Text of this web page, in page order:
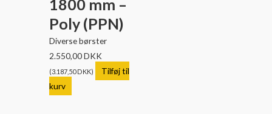
1800 mm –
Poly (PPN)
Diverse børster
2.550,00DKK
(3.187,50DKK)
Tilføj til
kurv